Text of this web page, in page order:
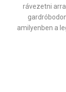
rávezetni
amilyenben a